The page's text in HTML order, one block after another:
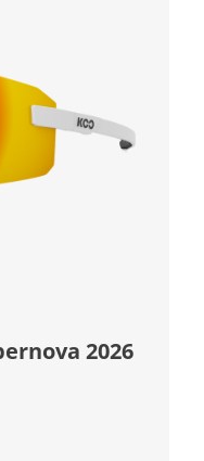
2026